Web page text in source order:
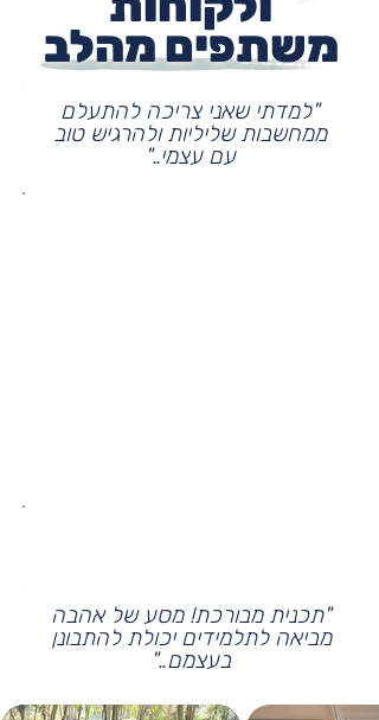
משתפים מהלב
"למדתי שאני צריכה להתעלם
ממחשבות שליליות ולהרגיש טוב
עם עצמי.."
"תכנית מבורכת! מסע של אהבה
מביאה לתלמידים יכולת להתבונן
בעצמם.."